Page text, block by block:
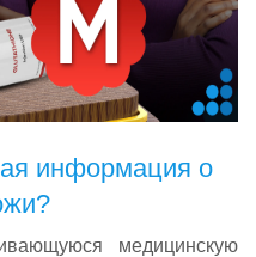
информация о
медицинскую